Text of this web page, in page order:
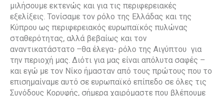
μιλήσουμε εκτενώς και για τις περιφερειακές
εξελίξεις. Τονίσαμε τον ρόλο της Ελλάδας και της
Κύπρου ως περιφερειακός ευρωπαϊκός πυλώνας
σταθερότητας, αλλά βεβαίως και τον
αναντικατάστατο –θα έλεγα- ρόλο της Αιγύπτου για
την περιοχή μας. Διότι για μας είναι απόλυτα σαφές –
και εγώ με τον Νίκο ήμασταν από τους πρώτους που το
επισημαίναμε αυτό σε ευρωπαϊκό επίπεδο σε όλες τις
Συνόδους Κορυφής, σήμερα χαιρόμαστε που βλέπουμε